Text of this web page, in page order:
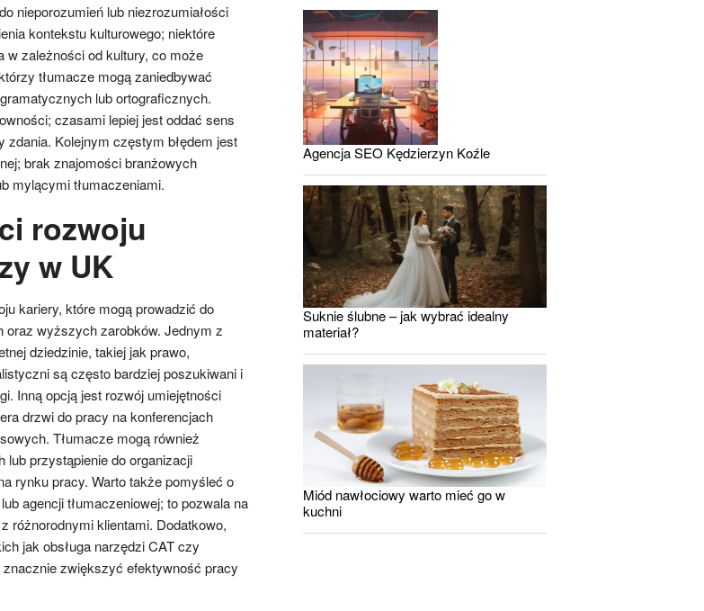
nieporozumień lub niezrozumiałości
kontekstu kulturowego; niektóre
w zależności od kultury, co może
tłumacze mogą zaniedbywać
lub ortograficznych.
czasami lepiej jest oddać sens
Kolejnym częstym błędem jest
brak znajomości branżowych
mylącymi tłumaczeniami.
rozwoju
w UK
kariery, które mogą prowadzić do
oraz wyższych zarobków. Jednym z
dziedzinie, takiej jak prawo,
są często bardziej poszukiwani i
Inną opcją jest rozwój umiejętności
drzwi do pracy na konferencjach
Tłumacze mogą również
przystąpienie do organizacji
rynku pracy. Warto także pomyśleć o
agencji tłumaczeniowej; to pozwala na
różnorodnymi klientami. Dodatkowo,
jak obsługa narzędzi CAT czy
zwiększyć efektywność pracy
Agencja SEO Kędzierzyn Koźle
Suknie ślubne – jak wybrać idealny
materiał?
Miód nawłociowy warto mieć go w
kuchni